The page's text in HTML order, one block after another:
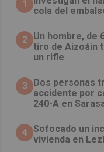
1
cola del
2 Un hombre, de
tiro de Aizoáin
un rifle
3
​Dos personas
accidente por
240-A en
4 Sofocado un
vivienda en